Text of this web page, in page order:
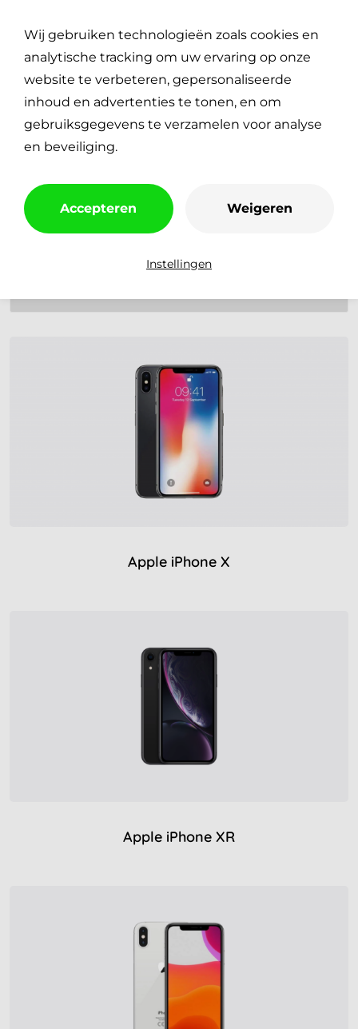
€0,00Plan je reparatie
iPhone X
Apple iPhone X
Apple iPhone XR
Wij gebruiken technologieën zoals cookies en
analytische tracking om uw ervaring op onze
website te verbeteren, gepersonaliseerde
inhoud en advertenties te tonen, en om
gebruiksgegevens te verzamelen voor analyse
en beveiliging.
Accepteren Weigeren
Instellingen